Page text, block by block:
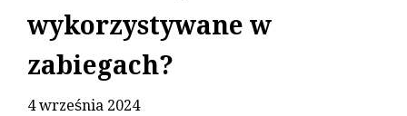
wykorzystywane w
zabiegach?
4 września 2024